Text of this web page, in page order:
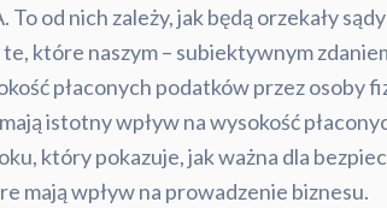
od nich zależy, jak będą orzekały
które naszym – subiektywnym
płaconych podatków przez osoby
istotny wpływ na wysokość
który pokazuje, jak ważna dla
mają wpływ na prowadzenie biznesu.